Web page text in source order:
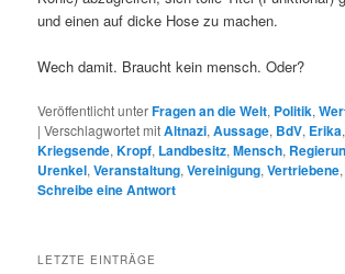
und einen auf dicke Hose zu machen.
Wech damit. Braucht kein mensch. Oder?
Veröffentlicht unterFragen an die Welt, Politik,
|Verschlagwortet mitAltnazi,Aussage, BdV, Erika
Kriegsende,Kropf, Landbesitz,Mensch,
Urenkel,Veranstaltung,Vereinigung,Vertriebene
Schreibe eine Antwort
LETZTE EINTRÄGE